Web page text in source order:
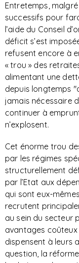
Entretemps,
successifs pour
l’aide du Conseil
déficit s’est
refusent encore à
« trou » des
alimentant une
depuis longtemps
jamais nécessaire
continuer à
n’explosent.
Cet énorme trou
par les régimes
structurellement
par l’Etat aux
qui sont eux-
recrutent
au sein du secteur
avantages
dispensent à leurs
question, la